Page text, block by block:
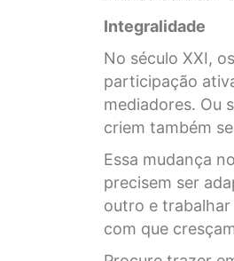
Integralidade
No século XXI,
participação
mediadores. Ou
criem também
Essa mudança
precisem ser
outro e
com que